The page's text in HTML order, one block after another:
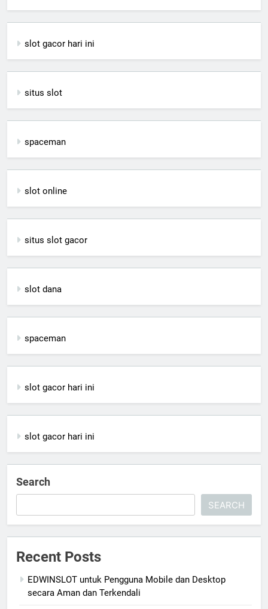
slot gacor hari ini
situs slot
spaceman
slot online
situs slot gacor
slot dana
spaceman
slot gacor hari ini
slot gacor hari ini
Search
SEARCH
Recent Posts
EDWINSLOT untuk Pengguna Mobile dan Desktop
secara Aman dan Terkendali